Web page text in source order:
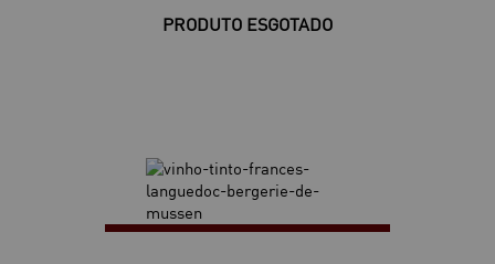
PRODUTO ESGOTADO